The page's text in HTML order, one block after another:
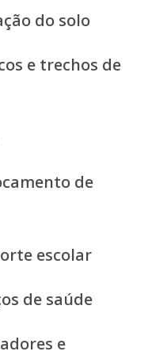
do solo
e trechos de
de
escolar
de saúde
e